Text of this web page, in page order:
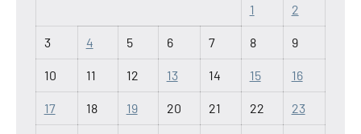
1 2
3 4 5 6 7 8 9
10 11 12 13 14 15 16
17 18 19 20 21 22 23